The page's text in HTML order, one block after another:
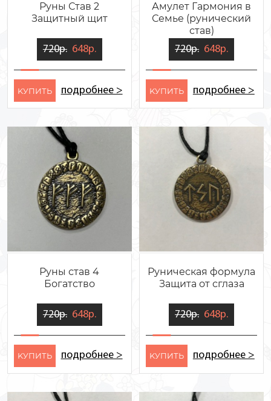
Руны Став 2
Защитный щит
720р. 648р.
KУПИТЬ подробнее >
Амулет Гармония в
Семье (рунический
став)
720р. 648р.
KУПИТЬ подробнее >
Руны став 4
Богатство
720р. 648р.
KУПИТЬ подробнее >
Руническая формула
Защита от сглаза
720р. 648р.
KУПИТЬ подробнее >